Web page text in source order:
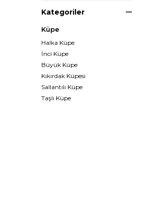
Kategoriler
Küpe
Halka Küpe
İnci Küpe
Büyük Küpe
Kıkırdak Küpesi
Sallantılı Küpe
Taşlı Küpe